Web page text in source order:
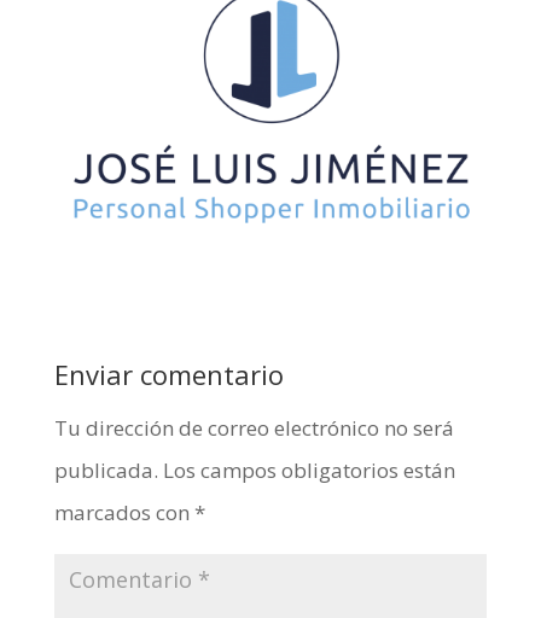
Enviar comentario
Tu dirección de correo electrónico no será
publicada. Los campos obligatorios están
marcados con *